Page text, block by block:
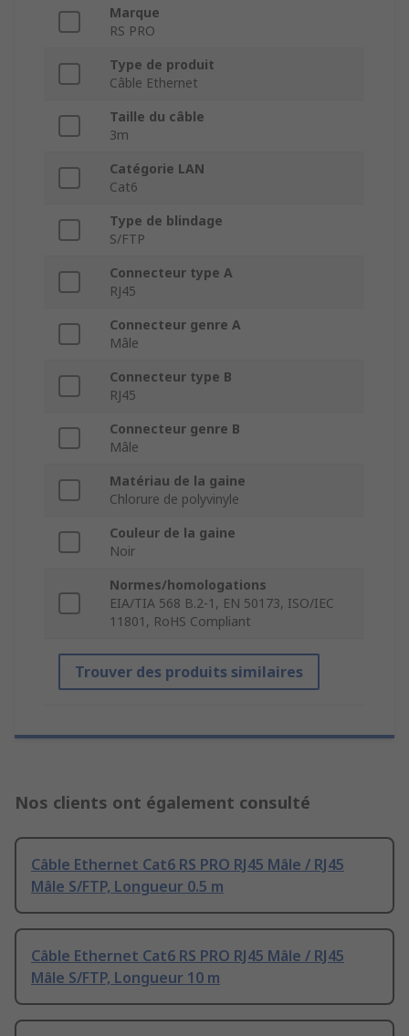
Marque
RS PRO
Type de produit
Câble Ethernet
Taille du câble
3m
Catégorie LAN
Cat6
Type de blindage
S/FTP
Connecteur type A
RJ45
Connecteur genre A
Mâle
Connecteur type B
RJ45
Connecteur genre B
Mâle
Matériau de la gaine
Chlorure de polyvinyle
Couleur de la gaine
Noir
Normes/homologations
EIA/TIA 568 B.2-1, EN 50173, ISO/IEC
11801, RoHS Compliant
Trouver des produits similaires
Nos clients ont également consulté
Câble Ethernet Cat6 RS PRO RJ45 Mâle / RJ45
Mâle S/FTP, Longueur 0.5 m
Câble Ethernet Cat6 RS PRO RJ45 Mâle / RJ45
Mâle S/FTP, Longueur 10 m